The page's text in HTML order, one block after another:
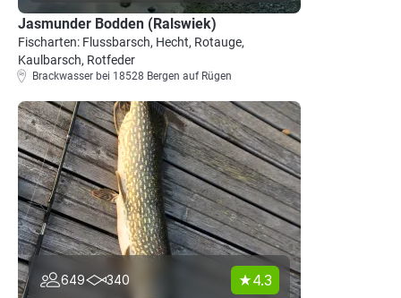
Jasmunder Bodden (Ralswiek)
Fischarten: Flussbarsch, Hecht, Rotauge,
Kaulbarsch, Rotfeder
Brackwasser bei 18528 Bergen auf Rügen
649 340 4.3